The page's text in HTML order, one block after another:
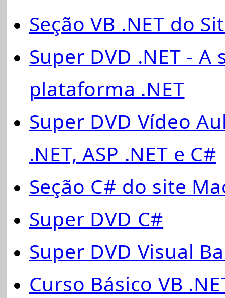
Seção VB .NET do
Super DVD .NET -
plataforma .NET
Super DVD Vídeo
.NET, ASP .NET e C#
Seção C# do site
Super DVD C#
Super DVD Visual
Curso Básico VB